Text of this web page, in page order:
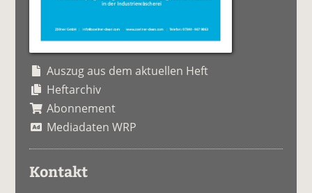
Auszug aus dem aktuellen Heft
Heftarchiv
Abonnement
Mediadaten WRP
Kontakt